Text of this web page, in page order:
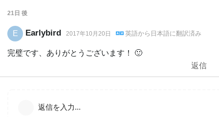
21日 後
E Earlybird 2017年10月20日 英語から 日本語に翻訳済み
完璧です、ありがとうございます！ 🙂
返信
返信を入力...